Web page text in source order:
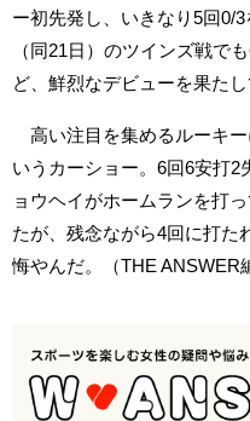
ー初先発し、いきなり5回0/
（同21日）のツインズ戦で
ど、鮮烈なデビューを果たし
高い注目を集めるルーキー
いうカーショー。6回6安打2
ョウヘイがホームランを打
たが、残念ながら4回に打た
悔やんだ。（THE ANSWER